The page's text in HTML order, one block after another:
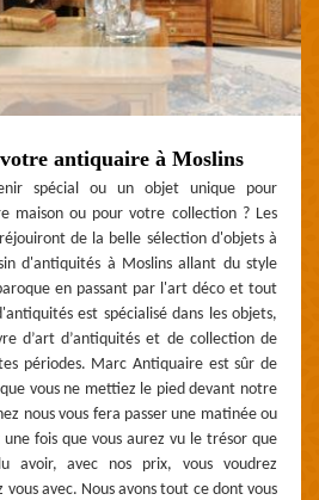
antiquaire à Moslins
spécial ou un objet unique pour
maison ou pour votre collection ? Les
de la belle sélection d'objets à
d'antiquités à Moslins allant du style
en passant par l'art déco et tout
est spécialisé dans les objets,
d’art d’antiquités et de collection de
périodes. Marc Antiquaire est sûr de
vous ne mettiez le pied devant notre
nous vous fera passer une matinée ou
fois que vous aurez vu le trésor que
avoir, avec nos prix, vous voudrez
avec. Nous avons tout ce dont vous